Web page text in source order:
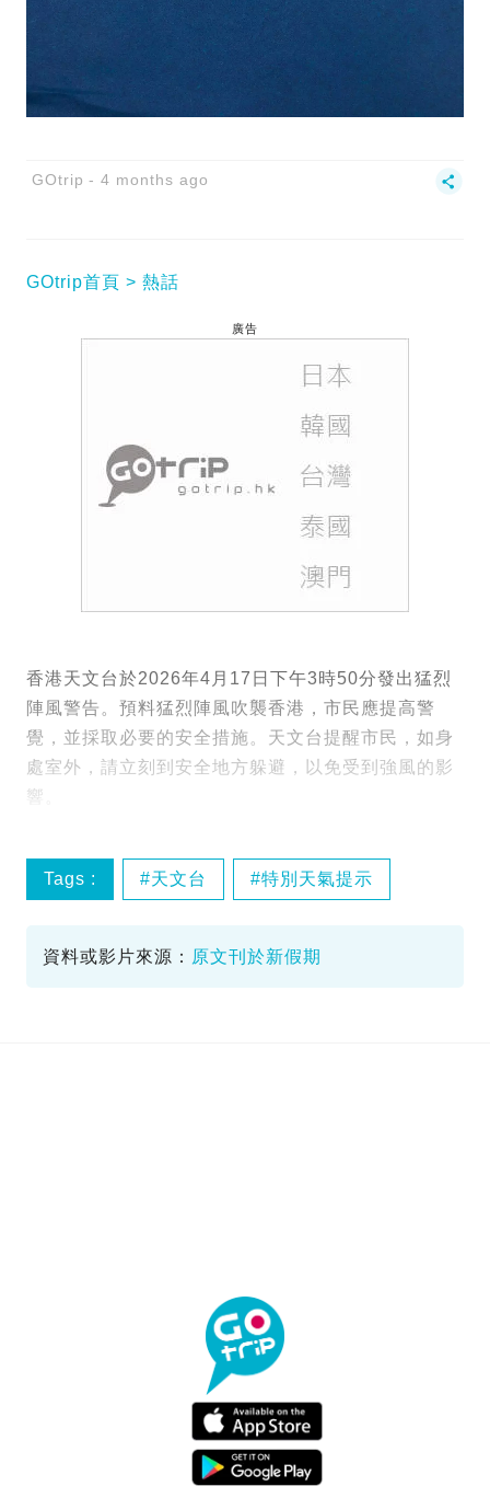
GOtrip 4 months ago
GOtrip首頁 熱話
廣告
香港天文台於2026年4月17日下午3時50分發出猛烈
陣風警告。預料猛烈陣風吹襲香港，市民應提高警
覺，並採取必要的安全措施。天文台提醒市民，如身
處室外，請立刻到安全地方躲避，以免受到強風的影
響。
Tags : 天文台 特別天氣提示
資料或影片來源： 原文刊於新假期